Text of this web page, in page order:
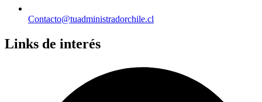
Contacto@tuadministradorchile.cl
Links de interés